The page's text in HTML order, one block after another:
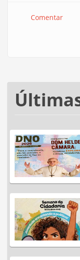
Comentar